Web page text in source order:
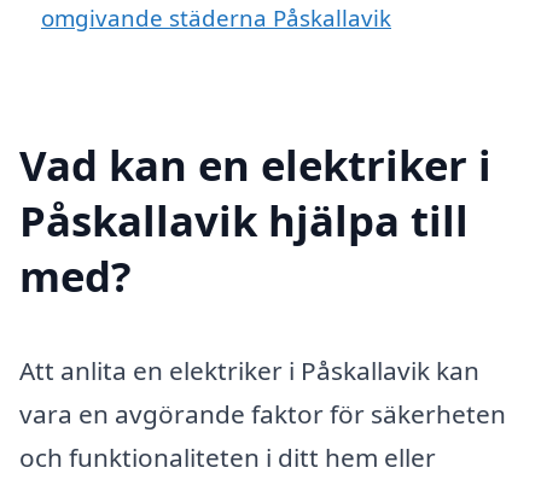
omgivande städerna Påskallavik
Vad kan en elektriker i
Påskallavik hjälpa till
med?
Att anlita en elektriker i Påskallavik kan
vara en avgörande faktor för säkerheten
och funktionaliteten i ditt hem eller